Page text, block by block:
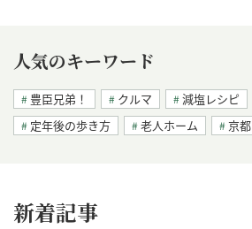
人気のキーワード
豊臣兄弟！ クルマ 減塩レシピ
定年後の歩き方
老人ホーム 京都
新着記事